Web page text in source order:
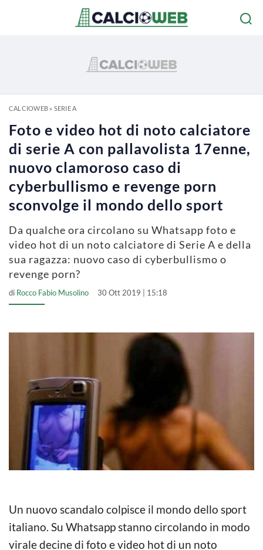
CALCIOWEB» SERIE A
Foto e video hot di noto calciatore
di serie A con pallavolista 17enne,
nuovo clamoroso caso di
cyberbullismo e revenge porn
sconvolge il mondo dello sport
Da qualche ora circolano su Whatsapp foto e
video hot di un noto calciatore di Serie A e della
sua ragazza: nuovo caso di cyberbullismo o
revenge porn?
di Rocco Fabio Musolino 30 Ott 2019 | 15:18
Un nuovo scandalo colpisce il mondo dello sport
italiano. Su Whatsapp stanno circolando in modo
virale decine di foto e video hot di un noto